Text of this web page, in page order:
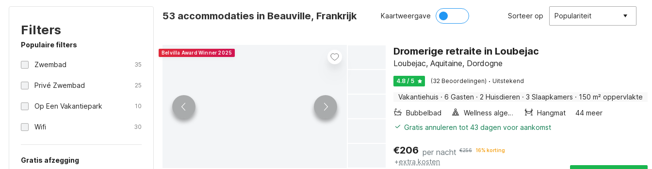
Filters
Populaire filters
Zwembad 35
Privé Zwembad 25
Op Een Vakantiepark 10
Wifi 30
Gratis afzegging
53 accommodaties in Beauville, Frankrijk Kaartweergave Sorteer op Populariteit
Belvilla Award Winner 2025 Dromerige retraite in Loubejac
Loubejac, Aquitaine, Dordogne
4.8 / 5 (32 Beoordelingen) · Uitstekend
Vakantiehuis · 6 Gasten · 2 Huisdieren · 3 Slaapkamers · 150 m² oppervlakte
Bubbelbad
Wellness algemeen Hangmat
44 meer
Gratis annuleren tot 43 dagen voor aankomst
€206 per nacht €256 16% korting
+extra kosten